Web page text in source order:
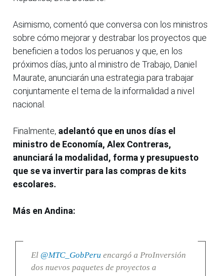
Asimismo, comentó que conversa con los ministros
sobre cómo mejorar y destrabar los proyectos que
beneficien a todos los peruanos y que, en los
próximos días, junto al ministro de Trabajo, Daniel
Maurate, anunciarán una estrategia para trabajar
conjuntamente el tema de la informalidad a nivel
nacional.
Finalmente, adelantó que en unos días el
ministro de Economía, Alex Contreras,
anunciará la modalidad, forma y presupuesto
que se va invertir para las compras de kits
escolares.
Más en Andina:
El @MTC_GobPeru encargó a ProInversión
dos nuevos paquetes de proyectos a